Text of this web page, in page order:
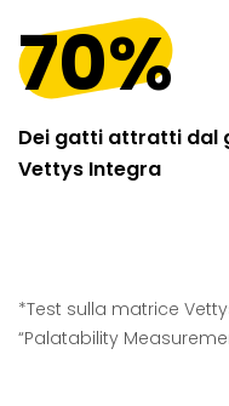
70%
Dei gatti attratti dal
Vettys Integra
*Test sulla matrice
“Palatability